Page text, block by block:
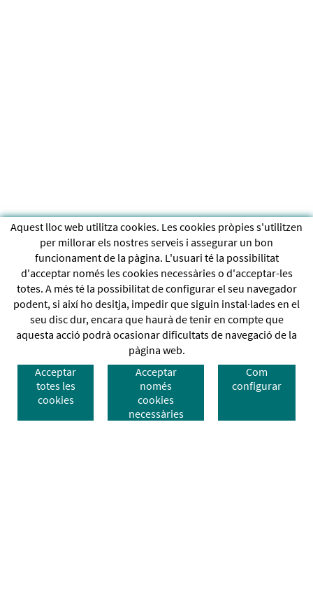
Aquest lloc web utilitza cookies. Les cookies pròpies s'utilitzen
per millorar els nostres serveis i assegurar un bon
funcionament de la pàgina. L'usuari té la possibilitat
d'acceptar només les cookies necessàries o d'acceptar-les
totes. A més té la possibilitat de configurar el seu navegador
podent, si així ho desitja, impedir que siguin instal·lades en el
seu disc dur, encara que haurà de tenir en compte que
aquesta acció podrà ocasionar dificultats de navegació de la
pàgina web.
Acceptar
totes les
cookies
Acceptar
només
cookies
necessàries
Com
configurar